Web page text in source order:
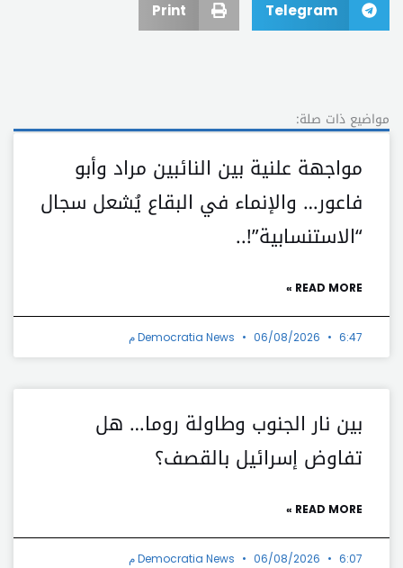
Telegram
Print
مواضيع ذات صلة:
مواجهة علنية بين النائبين مراد وأبو
فاعور… والإنماء في البقاع يُشعل سجال
“الاستنسابية”!..
READ MORE »
Democratia News 06/08/2026 6:47 م
بين نار الجنوب وطاولة روما… هل
تفاوض إسرائيل بالقصف؟
READ MORE »
Democratia News 06/08/2026 6:07 م